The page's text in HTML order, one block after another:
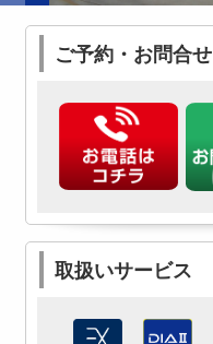
ご予約・お問合せ
取扱いサービス